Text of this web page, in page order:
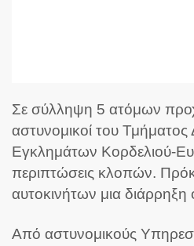
Σε σύλληψη 5 ατόμων
αστυνομικοί του Τμήματος
Εγκλημάτων Κορδελιού-
περιπτώσεις κλοπών.
αυτοκινήτων μια διάρρηξη
Από αστυνομικούς